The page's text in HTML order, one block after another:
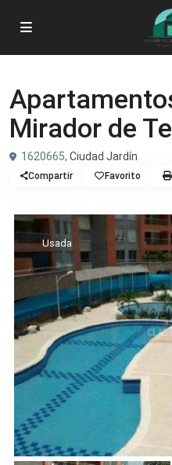
Mirador de
1620665, Ciudad Jardín
Compartir Favorito
Usada